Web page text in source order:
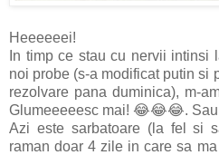
Heeeeeei!
In timp ce stau cu nervii intinsi
noi probe (s-a modificat putin si
rezolvare pana duminica), m-
Glumeeeeesc mai! 😂😂😂.
Azi este sarbatoare (la fel si
raman doar 4 zile in care sa